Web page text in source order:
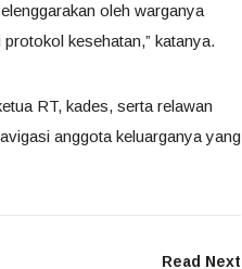
oleh warganya
kesehatan,” katanya.
RT, kades, serta relawan
anggota keluarganya yang
Read Next